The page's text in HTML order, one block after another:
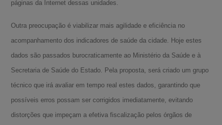
páginas da Internet dessas unidades.
Outra preocupação é viabilizar mais agilidade e eficiência no
acompanhamento dos indicadores de saúde da cidade. Hoje estes
dados são passados burocraticamente ao Ministério da Saúde e à
Secretaria de Saúde do Estado. Pela proposta, será criado um grupo
técnico que irá avaliar em tempo real estes dados, garantindo que
possíveis erros possam ser corrigidos imediatamente, evitando
distorções que impeçam a efetiva fiscalização pelos órgãos de